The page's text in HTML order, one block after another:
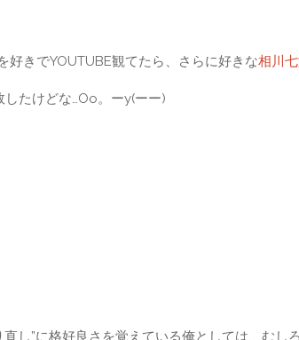
好きでYOUTUBE観てたら、さらに好きな相川
したけどな…Oo。ーy(ーー)
直し”に格好良さを覚えている俺としては、むし